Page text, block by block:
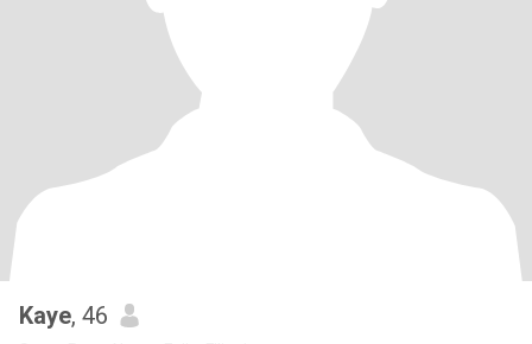
Kaye, 46